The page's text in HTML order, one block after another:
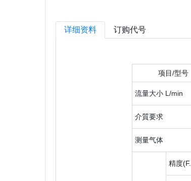
详细资料 订购代号
项目/型号
流量大小 L/min
介質要求
测量气体
精度